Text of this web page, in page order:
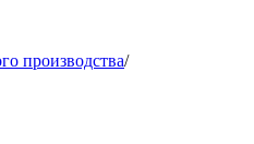
производства/